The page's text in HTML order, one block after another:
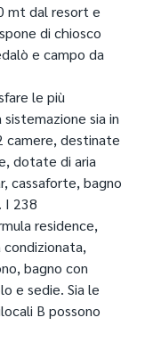
mt dal resort e
di chiosco
e campo da
le più
sia in
camere, destinate
dotate di aria
cassaforte, bagno
I 238
residence,
bagno con
e sedie. Sia le
B possono